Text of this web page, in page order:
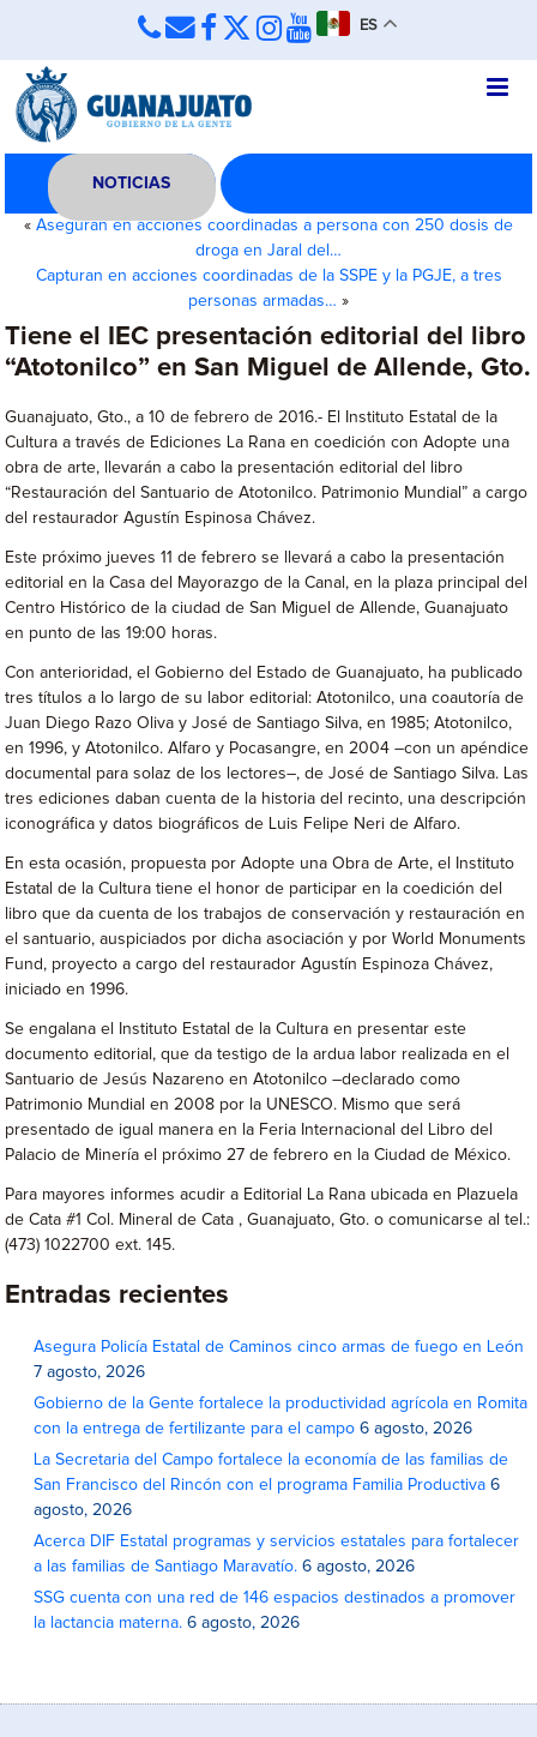
ES
NOTICIAS
« Aseguran en acciones coordinadas a persona con 250 dosis de
droga en Jaral del…
Capturan en acciones coordinadas de la SSPE y la PGJE, a tres
personas armadas… »
Tiene el IEC presentación editorial del libro
“Atotonilco” en San Miguel de Allende, Gto.
Guanajuato, Gto., a 10 de febrero de 2016.- El Instituto Estatal de la
Cultura a través de Ediciones La Rana en coedición con Adopte una
obra de arte, llevarán a cabo la presentación editorial del libro
“Restauración del Santuario de Atotonilco. Patrimonio Mundial” a cargo
del restaurador Agustín Espinosa Chávez.
Este próximo jueves 11 de febrero se llevará a cabo la presentación
editorial en la Casa del Mayorazgo de la Canal, en la plaza principal del
Centro Histórico de la ciudad de San Miguel de Allende, Guanajuato
en punto de las 19:00 horas.
Con anterioridad, el Gobierno del Estado de Guanajuato, ha publicado
tres títulos a lo largo de su labor editorial: Atotonilco, una coautoría de
Juan Diego Razo Oliva y José de Santiago Silva, en 1985; Atotonilco,
en 1996, y Atotonilco. Alfaro y Pocasangre, en 2004 –con un apéndice
documental para solaz de los lectores–, de José de Santiago Silva. Las
tres ediciones daban cuenta de la historia del recinto, una descripción
iconográfica y datos biográficos de Luis Felipe Neri de Alfaro.
En esta ocasión, propuesta por Adopte una Obra de Arte, el Instituto
Estatal de la Cultura tiene el honor de participar en la coedición del
libro que da cuenta de los trabajos de conservación y restauración en
el santuario, auspiciados por dicha asociación y por World Monuments
Fund, proyecto a cargo del restaurador Agustín Espinoza Chávez,
iniciado en 1996.
Se engalana el Instituto Estatal de la Cultura en presentar este
documento editorial, que da testigo de la ardua labor realizada en el
Santuario de Jesús Nazareno en Atotonilco –declarado como
Patrimonio Mundial en 2008 por la UNESCO. Mismo que será
presentado de igual manera en la Feria Internacional del Libro del
Palacio de Minería el próximo 27 de febrero en la Ciudad de México.
Para mayores informes acudir a Editorial La Rana ubicada en Plazuela
de Cata #1 Col. Mineral de Cata , Guanajuato, Gto. o comunicarse al tel.:
(473) 1022700 ext. 145.
Entradas recientes
Asegura Policía Estatal de Caminos cinco armas de fuego en León
7 agosto, 2026
Gobierno de la Gente fortalece la productividad agrícola en Romita
con la entrega de fertilizante para el campo 6 agosto, 2026
La Secretaria del Campo fortalece la economía de las familias de
San Francisco del Rincón con el programa Familia Productiva 6
agosto, 2026
Acerca DIF Estatal programas y servicios estatales para fortalecer
a las familias de Santiago Maravatío. 6 agosto, 2026
SSG cuenta con una red de 146 espacios destinados a promover
la lactancia materna. 6 agosto, 2026